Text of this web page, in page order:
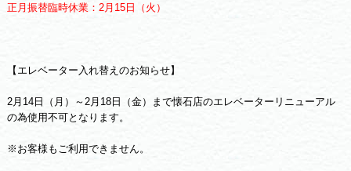
正月振替臨時休業：2月15日（火）
【エレベーター入れ替えのお知らせ】
2月14日（月）～2月18日（金）まで懐石店のエレベーターリニューアル
の為使用不可となります。
※お客様もご利用できません。